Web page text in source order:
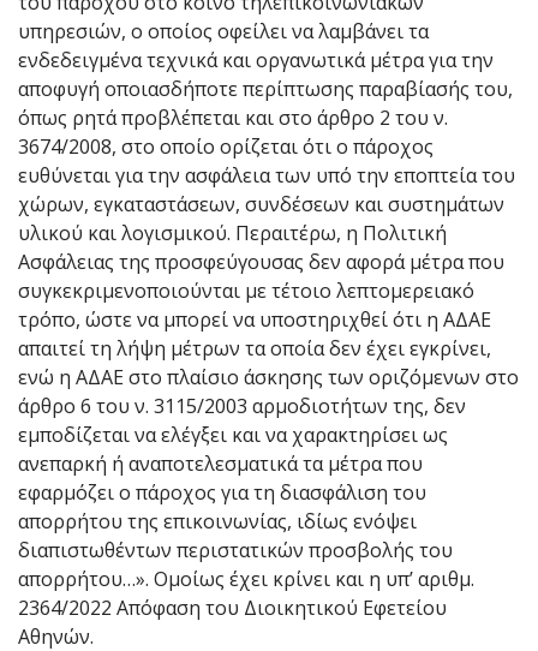
υπηρεσιών, ο οποίος οφείλει να λαμβάνει τα
ενδεδειγμένα τεχνικά και οργανωτικά μέτρα για την
αποφυγή οποιασδήποτε περίπτωσης παραβίασής του,
όπως ρητά προβλέπεται και στο άρθρο 2 του ν.
3674/2008, στο οποίο ορίζεται ότι ο πάροχος
ευθύνεται για την ασφάλεια των υπό την εποπτεία του
χώρων, εγκαταστάσεων, συνδέσεων και συστημάτων
υλικού και λογισμικού. Περαιτέρω, η Πολιτική
Ασφάλειας της προσφεύγουσας δεν αφορά μέτρα που
συγκεκριμενοποιούνται με τέτοιο λεπτομερειακό
τρόπο, ώστε να μπορεί να υποστηριχθεί ότι η ΑΔΑΕ
απαιτεί τη λήψη μέτρων τα οποία δεν έχει εγκρίνει,
ενώ η ΑΔΑΕ στο πλαίσιο άσκησης των οριζόμενων στο
άρθρο 6 του ν. 3115/2003 αρμοδιοτήτων της, δεν
εμποδίζεται να ελέγξει και να χαρακτηρίσει ως
ανεπαρκή ή αναποτελεσματικά τα μέτρα που
εφαρμόζει ο πάροχος για τη διασφάλιση του
απορρήτου της επικοινωνίας, ιδίως ενόψει
διαπιστωθέντων περιστατικών προσβολής του
απορρήτου…». Ομοίως έχει κρίνει και η υπ’ αριθμ.
2364/2022 Απόφαση του Διοικητικού Εφετείου
Αθηνών.